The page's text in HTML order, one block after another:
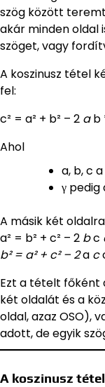
szög között
akár minden oldal
szöget, vagy
A koszinusz tétel
fel:
c² = a² + b² – 2 ab
Ahol
a, b, c
γ pedig
A másik két
a² = b² + c² – 2 bc
b² = a² + c² – 2a c
Ezt a tételt főként
két oldalát és a
oldal, azaz OSO),
adott, de egyik
A koszinusz